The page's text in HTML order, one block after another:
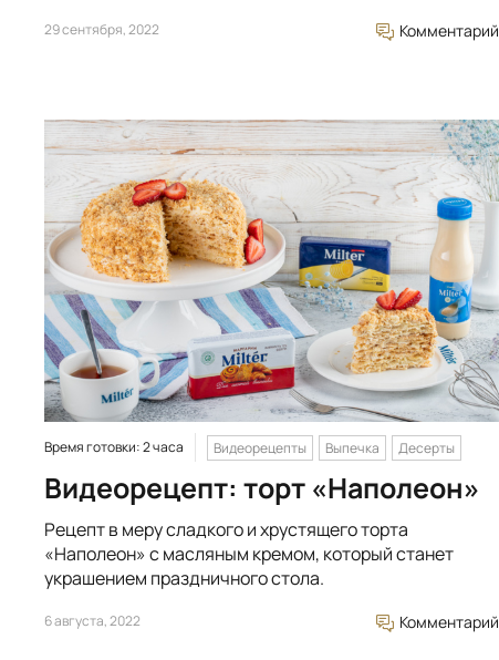
29 сентября, 2022 Комментарий
Время готовки: 2 часа Видеорецепты Выпечка Десерты
Видеорецепт: торт «Наполеон»
Рецепт в меру сладкого и хрустящего торта
«Наполеон» с масляным кремом, который станет
украшением праздничного стола.
6 августа, 2022 Комментарий